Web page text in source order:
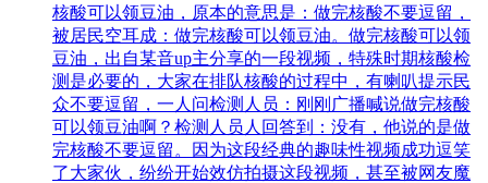
核酸可以领豆油，原本的意思是：做完核酸不要逗留，
被居民空耳成：做完核酸可以领豆油。做完核酸可以领
豆油，出自某音up主分享的一段视频，特殊时期核酸检
测是必要的，大家在排队核酸的过程中，有喇叭提示民
众不要逗留，一人问检测人员：刚刚广播喊说做完核酸
可以领豆油啊？检测人员人回答到：没有，他说的是做
完核酸不要逗留。因为这段经典的趣味性视频成功逗笑
了大家伙，纷纷开始效仿拍摄这段视频，甚至被网友魔